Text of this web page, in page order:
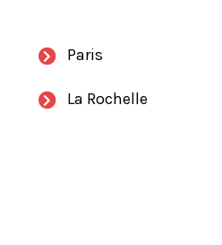
Paris
La Rochelle